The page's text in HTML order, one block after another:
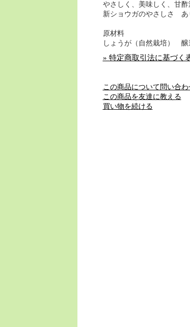
やさしく、美味しく、甘酢
新ショウガのやさしさ あ
原材料
しょうが（自然栽培） 醸
» 特定商取引法に基づく
この商品について問い合わ
この商品を友達に教える
買い物を続ける